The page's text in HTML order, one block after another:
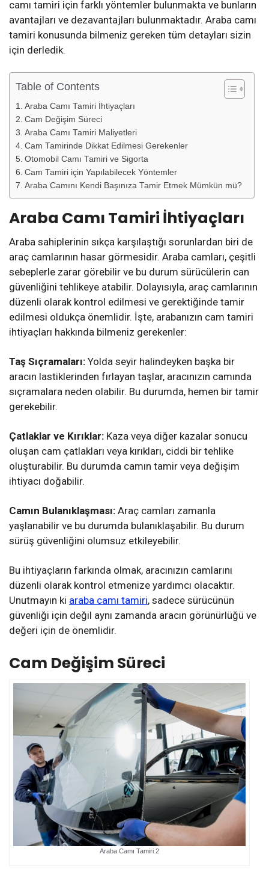
camı tamiri için farklı yöntemler bulunmakta ve bunların
avantajları ve dezavantajları bulunmaktadır. Araba camı
tamiri konusunda bilmeniz gereken tüm detayları sizin
için derledik.
Table of Contents
Araba Camı Tamiri İhtiyaçları
Cam Değişim Süreci
Araba Camı Tamiri Maliyetleri
Cam Tamirinde Dikkat Edilmesi Gerekenler
Otomobil Camı Tamiri ve Sigorta
Cam Tamiri için Yapılabilecek Yöntemler
Araba Camını Kendi Başınıza Tamir Etmek Mümkün mü?
Araba Camı Tamiri İhtiyaçları
Araba sahiplerinin sıkça karşılaştığı sorunlardan biri de
araç camlarının hasar görmesidir. Araba camları, çeşitli
sebeplerle zarar görebilir ve bu durum sürücülerin can
güvenliğini tehlikeye atabilir. Dolayısıyla, araç camlarının
düzenli olarak kontrol edilmesi ve gerektiğinde tamir
edilmesi oldukça önemlidir. İşte, arabanızın cam tamiri
ihtiyaçları hakkında bilmeniz gerekenler:
Taş Sıçramaları: Yolda seyir halindeyken başka bir
aracın lastiklerinden fırlayan taşlar, aracınızın camında
sıçramalara neden olabilir. Bu durumda, hemen bir tamir
gerekebilir.
Çatlaklar ve Kırıklar: Kaza veya diğer kazalar sonucu
oluşan cam çatlakları veya kırıkları, ciddi bir tehlike
oluşturabilir. Bu durumda camın tamir veya değişim
ihtiyacı doğabilir.
Camın Bulanıklaşması: Araç camları zamanla
yaşlanabilir ve bu durumda bulanıklaşabilir. Bu durum
sürüş güvenliğini olumsuz etkileyebilir.
Bu ihtiyaçların farkında olmak, aracınızın camlarını
düzenli olarak kontrol etmenize yardımcı olacaktır.
Unutmayın ki araba camı tamiri, sadece sürücünün
güvenliği için değil aynı zamanda aracın görünürlüğü ve
değeri için de önemlidir.
Cam Değişim Süreci
Araba Camı Tamiri 2